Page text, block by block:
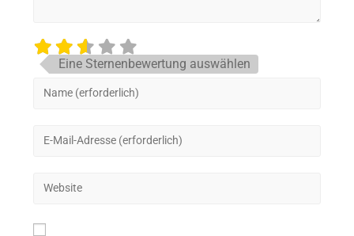
Eine Sternenbewertung auswählen